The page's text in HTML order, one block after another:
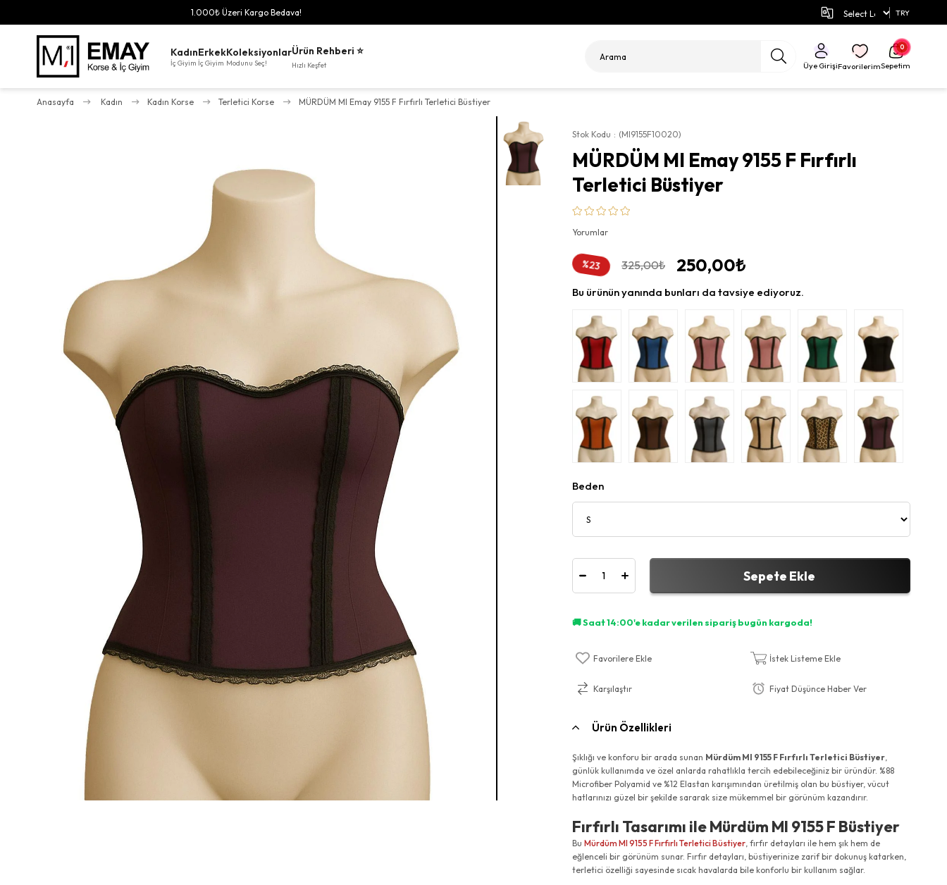
Aynı Gün Hızlı Kargo! TRY
Kadın
İç Giyim
Erkek
İç Giyim
Koleksiyonlar
Modunu Seç!
Ürün Rehberi ⭐
Hızlı Keşfet Üye GirişiFavorilerimSepetim
0
Anasayfa Kadın Kadın Korse Terletici Korse MÜRDÜM MI Emay 9155 F Fırfırlı Terletici Büstiyer
Stok Kodu (MI9155F10020)
MÜRDÜM MI Emay 9155 F Fırfırlı
Terletici Büstiyer
Yorumlar
%23 325,00₺ 250,00₺
Bu ürünün yanında bunları da tavsiye ediyoruz.
Beden
Favorilere Ekle İstek Listeme Ekle
Karşılaştır Fiyat Düşünce Haber Ver
Ürün Özellikleri
Şıklığı ve konforu bir arada sunan Mürdüm MI 9155 F Fırfırlı Terletici Büstiyer,
günlük kullanımda ve özel anlarda rahatlıkla tercih edebileceğiniz bir üründür. %88
Microfiber Polyamid ve %12 Elastan karışımından üretilmiş olan bu büstiyer, vücut
hatlarınızı güzel bir şekilde sararak size mükemmel bir görünüm kazandırır.
Fırfırlı Tasarımı ile Mürdüm MI 9155 F Büstiyer
Bu Mürdüm MI 9155 F Fırfırlı Terletici Büstiyer, fırfır detayları ile hem şık hem de
eğlenceli bir görünüm sunar. Fırfır detayları, büstiyerinize zarif bir dokunuş katarken,
terletici özelliği sayesinde sıcak havalarda bile konforlu bir kullanım sağlar.